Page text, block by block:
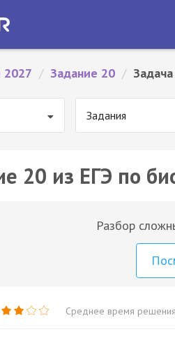
2027 / Задание 20 /
Задания
20 из ЕГЭ по
Разбор
Среднее время